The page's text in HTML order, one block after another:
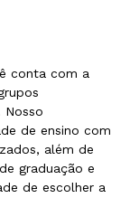
conta com a
Nosso
de ensino com
além de
graduação e
de escolher a